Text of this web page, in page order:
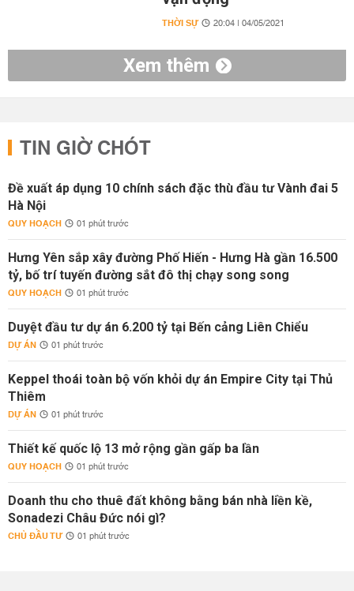
THỜI SỰ 20:04 | 04/05/2021
Xem thêm
TIN GIỜ CHÓT
Đề xuất áp dụng 10 chính sách đặc thù đầu tư Vành đai 5
Hà Nội
QUY HOẠCH 01 phút trước
Hưng Yên sắp xây đường Phố Hiến - Hưng Hà gần 16.500
tỷ, bố trí tuyến đường sắt đô thị chạy song song
QUY HOẠCH 01 phút trước
Duyệt đầu tư dự án 6.200 tỷ tại Bến cảng Liên Chiểu
DỰ ÁN 01 phút trước
Keppel thoái toàn bộ vốn khỏi dự án Empire City tại Thủ
Thiêm
DỰ ÁN 01 phút trước
Thiết kế quốc lộ 13 mở rộng gần gấp ba lần
QUY HOẠCH 01 phút trước
Doanh thu cho thuê đất không bằng bán nhà liền kề,
Sonadezi Châu Đức nói gì?
CHỦ ĐẦU TƯ 01 phút trước